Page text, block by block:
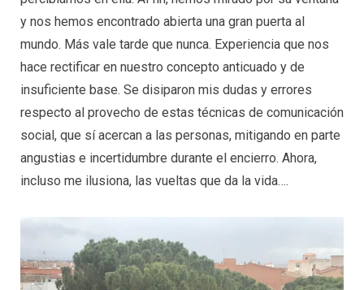
y nos hemos encontrado abierta una gran puerta al
mundo. Más vale tarde que nunca. Experiencia que nos
hace rectificar en nuestro concepto anticuado y de
insuficiente base. Se disiparon mis dudas y errores
respecto al provecho de estas técnicas de comunicación
social, que sí acercan a las personas, mitigando en parte
angustias e incertidumbre durante el encierro. Ahora,
incluso me ilusiona, las vueltas que da la vida….